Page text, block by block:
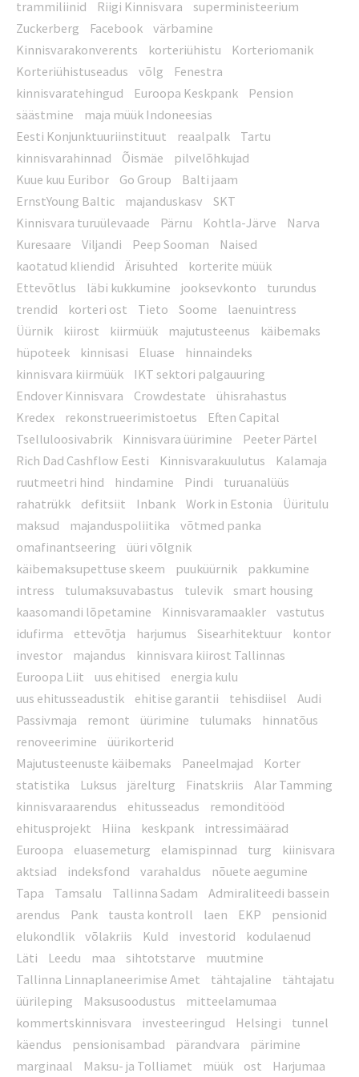
trammiliinid Riigi Kinnisvara
superministeerium
Zuckerberg
Facebook
värbamine
Kinnisvarakonverents
korteriühistu
Korteriomanik
Korteriühistuseadus
võlg
Fenestra
kinnisvaratehingud
Euroopa Keskpank
Pension
säästmine
maja müük Indoneesias
Eesti Konjunktuuriinstituut
reaalpalk
Tartu
kinnisvarahinnad
Õismäe
pilvelõhkujad
Kuue kuu Euribor
Go Group
Balti jaam
ErnstYoung Baltic
majanduskasv
SKT
Kinnisvara turuülevaade
Pärnu Kohtla-Järve
Narva
Kuresaare
Viljandi Peep Sooman
Naised
kaotatud kliendid
Ärisuhted
korterite müük
Ettevõtlus
läbi kukkumine jooksevkonto
turundus
trendid
korteri ost Tieto Soome
laenuintress
Üürnik
kiirost kiirmüük majutusteenus
käibemaks
hüpoteek
kinnisasi Eluase
hinnaindeks
kinnisvara kiirmüük
IKT sektori palgauuring
Endover Kinnisvara
Crowdestate
ühisrahastus
Kredex
rekonstrueerimistoetus
Eften Capital
Tselluloosivabrik
Kinnisvara üürimine
Peeter Pärtel
Rich Dad Cashflow Eesti
Kinnisvarakuulutus
Kalamaja
ruutmeetri hind
hindamine Pindi
turuanalüüs
rahatrükk
defitsiit Inbank Work in Estonia
Üüritulu
maksud
majanduspoliitika
võtmed panka
omafinantseering
üüri võlgnik
käibemaksupettuse skeem
puuküürnik
pakkumine
intress
tulumaksuvabastus tulevik
smart housing
kaasomandi lõpetamine
Kinnisvaramaakler
vastutus
idufirma
ettevõtja harjumus Sisearhitektuur
kontor
investor
majandus
kinnisvara kiirost Tallinnas
Euroopa Liit
uus ehitised
energia kulu
uus ehitusseadustik
ehitise garantii tehisdiisel
Audi
Passivmaja
remont üürimine tulumaks
hinnatõus
renoveerimine
üürikorterid
Majutusteenuste käibemaks
Paneelmajad
Korter
statistika
Luksus järelturg Finatskriis
Alar Tamming
kinnisvaraarendus
ehitusseadus
remonditööd
ehitusprojekt
Hiina keskpank
intressimäärad
Euroopa
eluasemeturg elamispinnad turg
kiinisvara
aktsiad
indeksfond varahaldus
nõuete aegumine
Tapa
Tamsalu Tallinna Sadam
Admiraliteedi bassein
arendus
Pank tausta kontroll laen EKP
pensionid
elukondlik
võlakriis Kuld investorid
kodulaenud
Läti
Leedu maa sihtotstarve
muutmine
Tallinna Linnaplaneerimise Amet
tähtajaline
tähtajatu
üürileping
Maksusoodustus
mitteelamumaa
kommertskinnisvara
investeeringud Helsingi
tunnel
käendus
pensionisambad pärandvara
pärimine
marginaal
Maksu- ja Tolliamet müük ost
Harjumaa